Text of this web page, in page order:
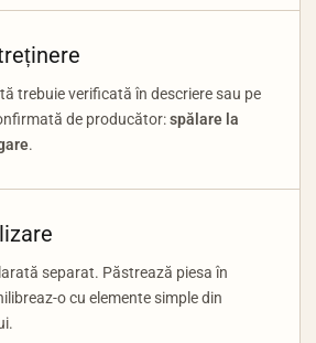
trebuie verificată în descriere sau pe
de producător:spălare la
.
separat. Păstrează piesa în
o cu elemente simple din